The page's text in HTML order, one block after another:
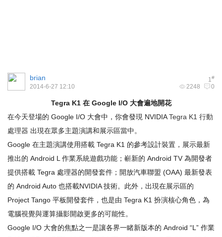
1#
brian
2248 0
2014-6-27 12:10
Tegra K1 在Google I/O 大會遍地開花
在今天登場的 Google I/O 大會中，你會發現 NVIDIATegra K1 行動
處理器 出現在眾多主題演講和展示區當中。
Google 在主題演講使用搭載 Tegra K1 的參考設計裝置，展示最新
推出的 Android L 作業系統遊戲功能；嶄新的 Android TV 為開發者
提供搭載 Tegra 處理器的開發套件；開放汽車聯盟 (OAA) 最新發表
的 Android Auto 也搭載NVIDIA 技術。此外，出現在展示區的
Project Tango 平板開發套件，也是由 Tegra K1 扮演核心角色，為
電腦視覺與運算攝影開啟更多的可能性。
Google I/O 大會的焦點之一是讓各界一睹新版本的 Android “L” 作業